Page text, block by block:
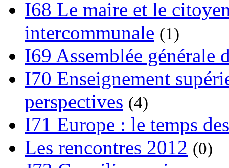
I68 Le maire et le
intercommunale (1)
I69 Assemblée générale
I70 Enseignement
perspectives (4)
I71 Europe : le temps
Les rencontres 2012 (0)